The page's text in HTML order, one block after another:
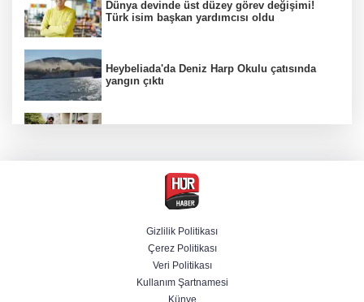
Dünya devinde üst düzey görev değişimi!
Türk isim başkan yardımcısı oldu
Heybeliada'da Deniz Harp Okulu çatısında
yangın çıktı
MGK toplanıyor: Ana gündem Terörsüz
Trump tarifelerinde 100 milyar dolarlık iade
süreci başladı
Gizlilik Politikası
Çerez Politikası
Veri Politikası
Kullanım Şartnamesi
Künye